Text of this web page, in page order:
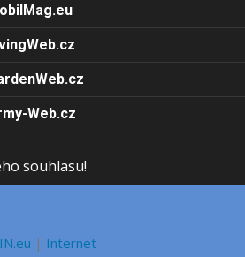
Web.cz
souhlasu!
| Internet